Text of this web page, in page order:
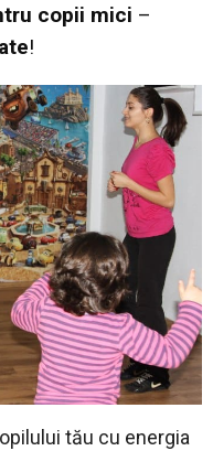
copii mici –
!
tău cu energia